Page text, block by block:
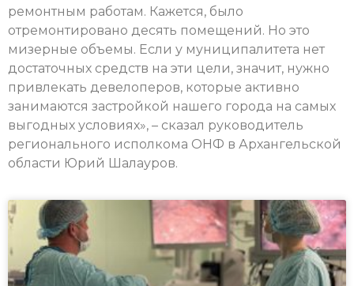
ремонтным работам. Кажется, было
отремонтировано десять помещений. Но это
мизерные объемы. Если у муниципалитета нет
достаточных средств на эти цели, значит, нужно
привлекать девелоперов, которые активно
занимаются застройкой нашего города на самых
выгодных условиях», – сказал руководитель
регионального исполкома ОНФ в Архангельской
области Юрий Шалауров.